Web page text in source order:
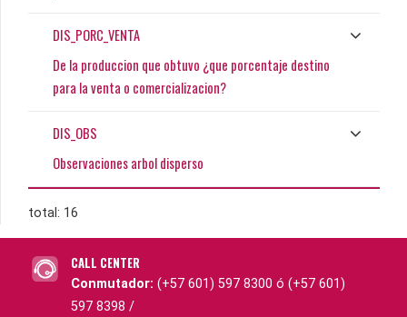
DIS_PORC_VENTA
De la produccion que obtuvo ¿que porcentaje destino
para la venta o comercializacion?
DIS_OBS
Observaciones arbol disperso
total: 16
CALL CENTER
Conmutador: (+57 601) 597 8300 ó (+57 601)
597 8398 /